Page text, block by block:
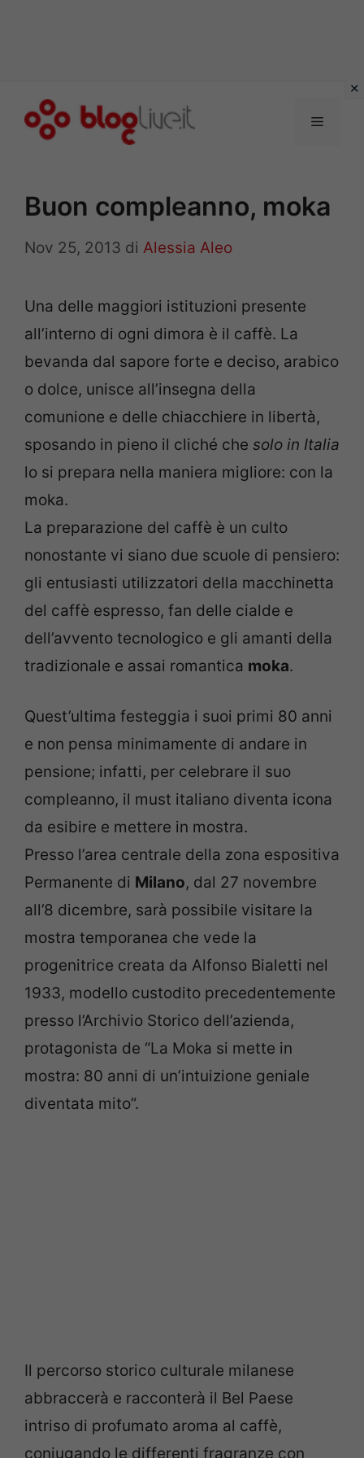
Menu
Buon compleanno, moka
Nov 25, 2013 di Alessia Aleo
Una delle maggiori istituzioni presente
all’interno di ogni dimora è il caffè. La
bevanda dal sapore forte e deciso, arabico
o dolce, unisce all’insegna della
comunione e delle chiacchiere in libertà,
sposando in pieno il cliché che solo in Italia
lo si prepara nella maniera migliore: con la
moka.
La preparazione del caffè è un culto
nonostante vi siano due scuole di pensiero:
gli entusiasti utilizzatori della macchinetta
del caffè espresso, fan delle cialde e
dell’avvento tecnologico e gli amanti della
tradizionale e assai romantica moka.
Quest’ultima festeggia i suoi primi 80 anni
e non pensa minimamente di andare in
pensione; infatti, per celebrare il suo
compleanno, il must italiano diventa icona
da esibire e mettere in mostra.
Presso l’area centrale della zona espositiva
Permanente di Milano, dal 27 novembre
all’8 dicembre, sarà possibile visitare la
mostra temporanea che vede la
progenitrice creata da Alfonso Bialetti nel
1933, modello custodito precedentemente
presso l’Archivio Storico dell’azienda,
protagonista de “La Moka si mette in
mostra: 80 anni di un’intuizione geniale
diventata mito”.
Il percorso storico culturale milanese
abbraccerà e racconterà il Bel Paese
intriso di profumato aroma al caffè,
coniugando le differenti fragranze con